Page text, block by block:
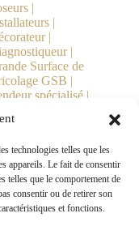
technologies telles que les
appareils. Le fait de consentir
telles que le comportement de
consentir ou de retirer son
et fonctions.
|
|
|
|
Surface de
GSB |
spécialisé |
| MOE |
Travaux |
| Marque |